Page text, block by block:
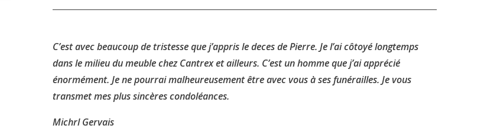
C’est avec beaucoup de tristesse que j’appris le deces de Pierre. Je l’ai côtoyé longtemps
dans le milieu du meuble chez Cantrex et ailleurs. C’est un homme que j’ai apprécié
énormément. Je ne pourrai malheureusement être avec vous à ses funérailles. Je vous
transmet mes plus sincères condoléances.
Michrl Gervais